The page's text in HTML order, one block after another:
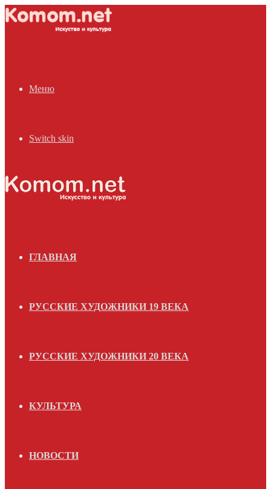
Меню
Switch skin
ГЛАВНАЯ
РУССКИЕ ХУДОЖНИКИ 19 ВЕКА
РУССКИЕ ХУДОЖНИКИ 20 ВЕКА
КУЛЬТУРА
НОВОСТИ